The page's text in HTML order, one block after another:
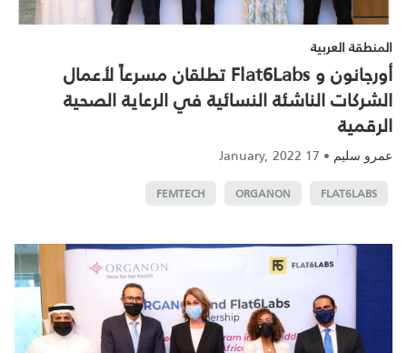
المنطقة العربية
أورجانون و Flat6Labs تطلقان مسرعاً لأعمال
الشركات الناشئة النسائية في الرعاية الصحية
الرقمية
عمرو سليم •
17 January, 2022
FLAT6LABS
ORGANON
FEMTECH